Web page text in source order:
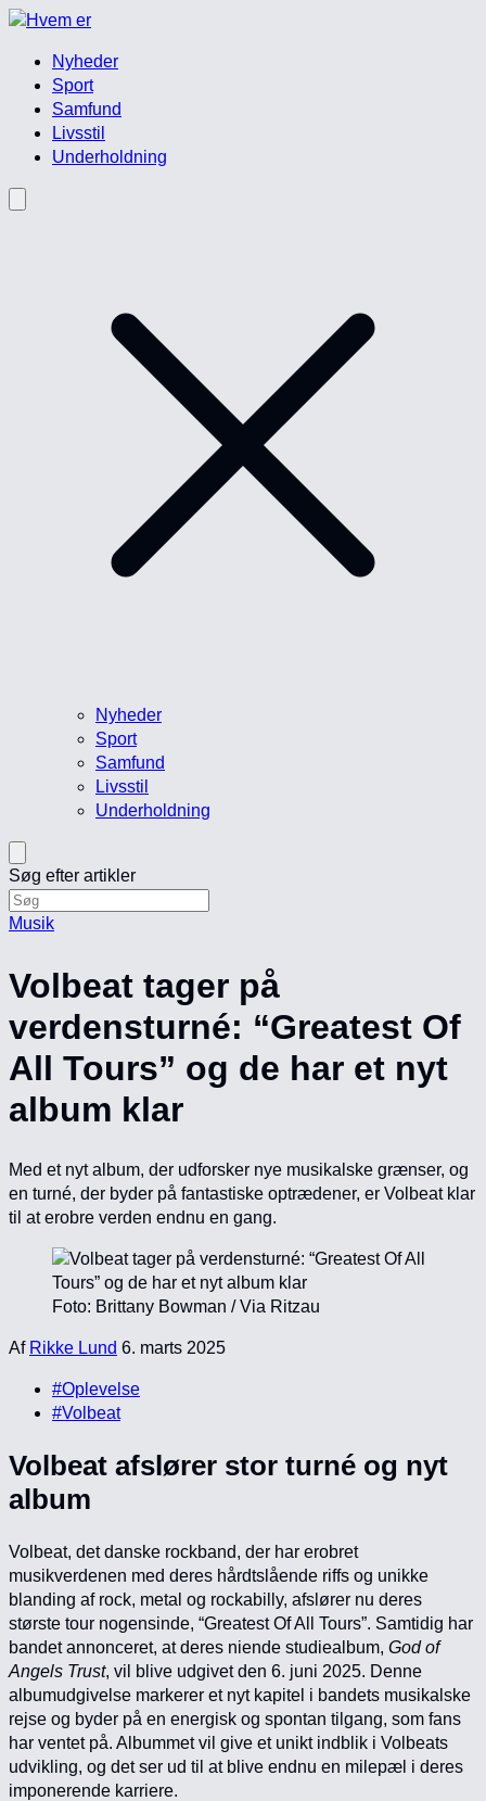
Nyheder
Sport
Samfund
Livsstil
Underholdning
Nyheder
Sport
Samfund
Livsstil
Underholdning
Søg efter artikler
Musik
Volbeat tager på
verdensturné: “Greatest Of
All Tours” og de har et nyt
album klar
Med et nyt album, der udforsker nye musikalske grænser, og
en turné, der byder på fantastiske optrædener, er Volbeat klar
til at erobre verden endnu en gang.
Foto: Brittany Bowman / Via Ritzau
Af Rikke Lund 6. marts 2025
#Oplevelse
#Volbeat
Volbeat afslører stor turné og nyt
album
Volbeat, det danske rockband, der har erobret
musikverdenen med deres hårdtslående riffs og unikke
blanding af rock, metal og rockabilly, afslører nu deres
største tour nogensinde, “Greatest Of All Tours”. Samtidig har
bandet annonceret, at deres niende studiealbum, God of
Angels Trust, vil blive udgivet den 6. juni 2025. Denne
albumudgivelse markerer et nyt kapitel i bandets musikalske
rejse og byder på en energisk og spontan tilgang, som fans
har ventet på. Albummet vil give et unikt indblik i Volbeats
udvikling, og det ser ud til at blive endnu en milepæl i deres
imponerende karriere.